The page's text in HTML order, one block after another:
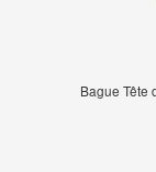
Bague Tête